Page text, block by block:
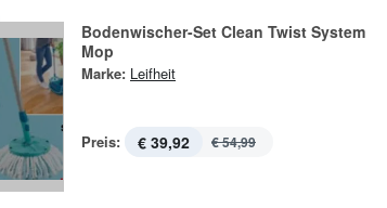
Bodenwischer-Set Clean Twist System
Mop
Marke: Leifheit
Preis: € 39,92 € 54,99